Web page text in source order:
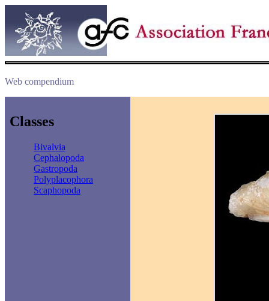
Web compendium
Classes
Bivalvia
Cephalopoda
Gastropoda
Polyplacophora
Scaphopoda